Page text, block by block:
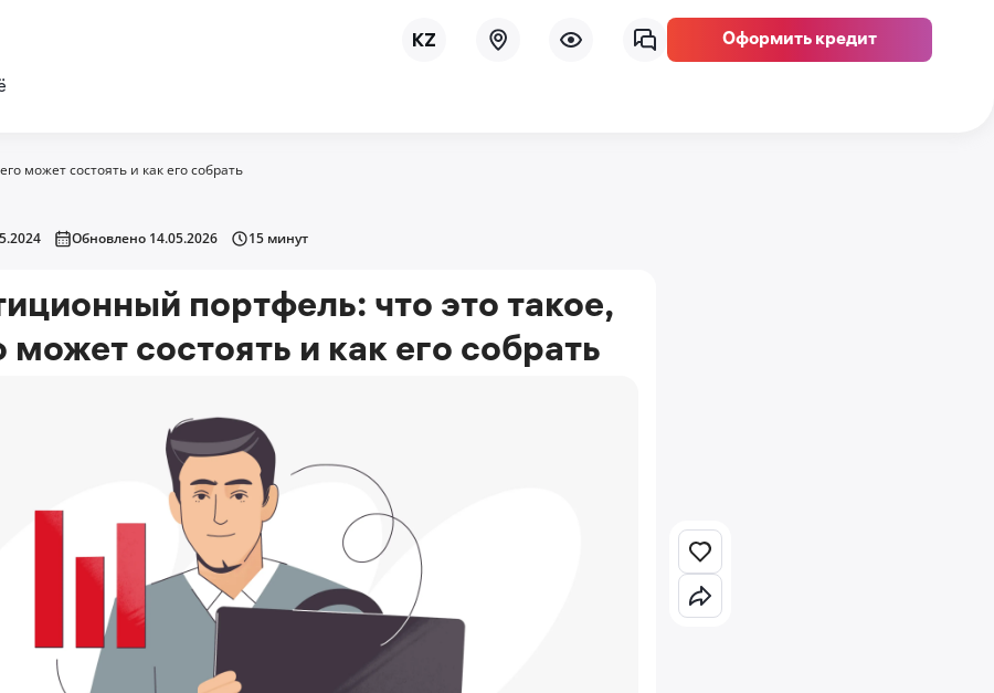
Оформить кредит
может состоять и как его собрать
Обновлено 14.05.2026 15 минут
портфель: что это такое,
может состоять и как его собрать